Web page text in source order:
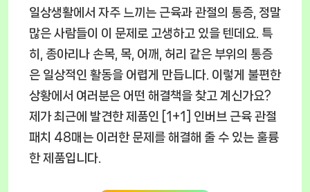
일상생활에서 자주 느끼는 근육과 관절의 통증, 정말
많은 사람들이 이 문제로 고생하고 있을 텐데요. 특
히, 종아리나 손목, 목, 어깨, 허리 같은 부위의 통증
은 일상적인 활동을 어렵게 만듭니다. 이렇게 불편한
상황에서 여러분은 어떤 해결책을 찾고 계신가요?
제가 최근에 발견한 제품인 [1+1] 인버브 근육 관절
패치 48매는 이러한 문제를 해결해 줄 수 있는 훌륭
한 제품입니다.